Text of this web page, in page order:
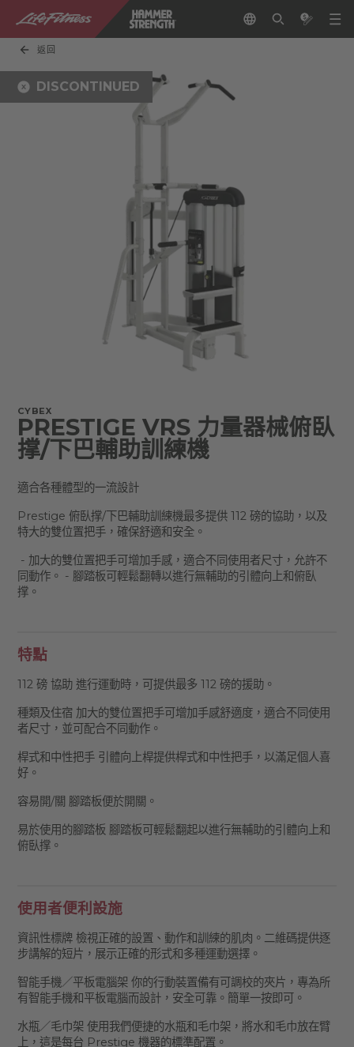
返回
DISCONTINUED
CYBEX
PRESTIGE VRS 力量器械俯臥
撑/下巴輔助訓練機
適合各種體型的一流設計
Prestige 俯臥撑/下巴輔助訓練機最多提供 112 磅的協助，以及
特大的雙位置把手，確保舒適和安全。
- 加大的雙位置把手可增加手感，適合不同使用者尺寸，允許不
同動作。 - 腳踏板可輕鬆翻轉以進行無輔助的引體向上和俯臥
撑。
特點
112 磅 協助 進行運動時，可提供最多 112 磅的援助。
種類及住宿 加大的雙位置把手可增加手感舒適度，適合不同使用
者尺寸，並可配合不同動作。
桿式和中性把手 引體向上桿提供桿式和中性把手，以滿足個人喜
好。
容易開/關 腳踏板便於開關。
易於使用的腳踏板 腳踏板可輕鬆翻起以進行無輔助的引體向上和
俯臥撑。
使用者便利設施
資訊性標牌 檢視正確的設置、動作和訓練的肌肉。二維碼提供逐
步講解的短片，展示正確的形式和多種運動選擇。
智能手機／平板電腦架 你的行動裝置備有可調校的夾片，專為所
有智能手機和平板電腦而設計，安全可靠。簡單一按即可。
水瓶／毛巾架 使用我們便捷的水瓶和毛巾架，將水和毛巾放在臂
上，這是每台 Prestige 機器的標準配置。